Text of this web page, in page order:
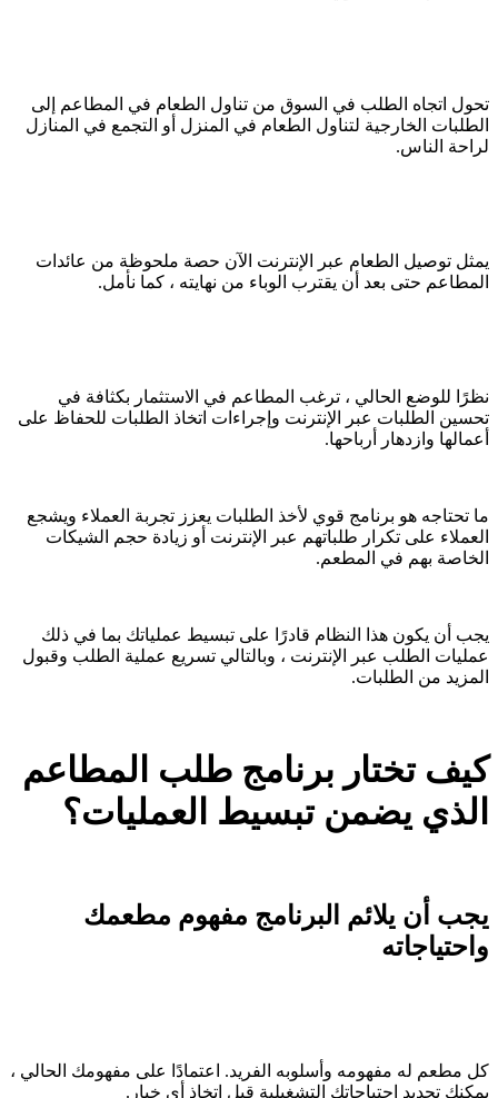
تحول اتجاه الطلب في السوق من تناول الطعام في المطاعم إلى
الطلبات الخارجية لتناول الطعام في المنزل أو التجمع في المنازل
لراحة الناس.
يمثل توصيل الطعام عبر الإنترنت الآن حصة ملحوظة من عائدات
المطاعم حتى بعد أن يقترب الوباء من نهايته ، كما نأمل.
نظرًا للوضع الحالي ، ترغب المطاعم في الاستثمار بكثافة في
تحسين الطلبات عبر الإنترنت وإجراءات اتخاذ الطلبات للحفاظ على
أعمالها وازدهار أرباحها.
ما تحتاجه هو برنامج قوي لأخذ الطلبات يعزز تجربة العملاء ويشجع
العملاء على تكرار طلباتهم عبر الإنترنت أو زيادة حجم الشيكات
الخاصة بهم في المطعم.
يجب أن يكون هذا النظام قادرًا على تبسيط عملياتك بما في ذلك
عمليات الطلب عبر الإنترنت ، وبالتالي تسريع عملية الطلب وقبول
المزيد من الطلبات.
كيف تختار برنامج طلب المطاعم
الذي يضمن تبسيط العمليات؟
يجب أن يلائم البرنامج مفهوم مطعمك
واحتياجاته
كل مطعم له مفهومه وأسلوبه الفريد. اعتمادًا على مفهومك الحالي ،
يمكنك تحديد احتياجاتك التشغيلية قبل اتخاذ أي خيار.